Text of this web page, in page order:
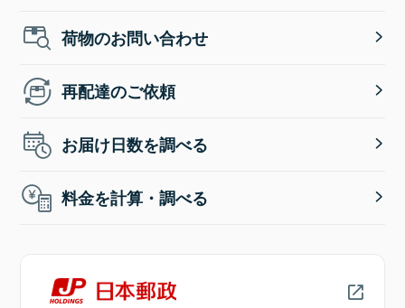
荷物のお問い合わせ
再配達のご依頼
お届け日数を調べる
料金を計算・調べる